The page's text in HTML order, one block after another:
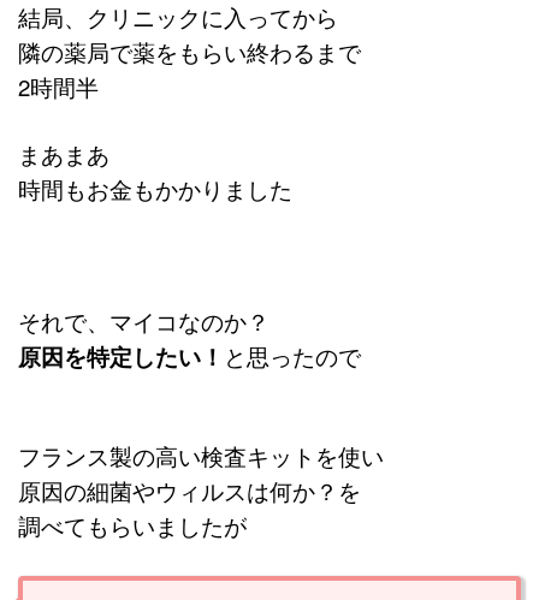
結局、クリニックに入ってから
隣の薬局で薬をもらい終わるまで
2時間半
まあまあ
時間もお金もかかりました
それで、マイコなのか？
原因を特定したい！ と思ったので
フランス製の高い検査キットを使い
原因の細菌やウィルスは何か？を
調べてもらいましたが